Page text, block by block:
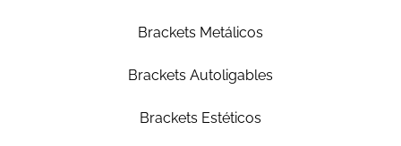
Brackets Metálicos
Brackets Autoligables
Brackets Estéticos